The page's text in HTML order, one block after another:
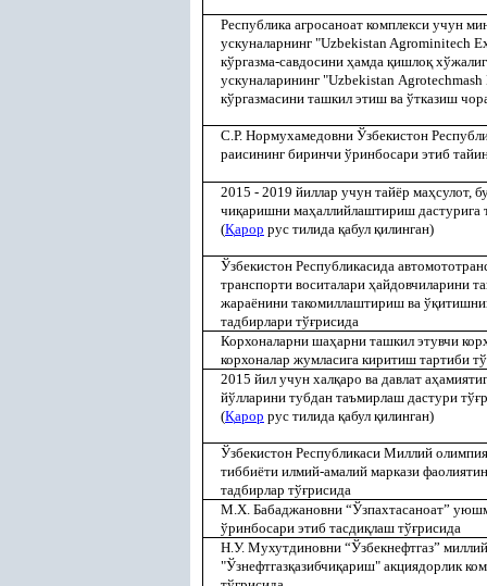
Республика агросаноат комплекси учун
ускуналарнинг "Uzbekistan Agrominitech
кўргазма-савдосини ҳамда қишлоқ
ускуналарининг "Uzbekistan
кўргазмасини ташкил этиш ва ўтказиш
С.Р. Нормухамедовни Ўзбекистон
раисининг биринчи ўринбосари этиб
2015 - 2019 йиллар учун тайёр маҳсулот,
чиқаришни маҳаллийлаштириш дастурига
(Қарор рус тилида қабул қилинган)
Ўзбекистон Республикасида
транспорти воситалари ҳайдовчиларини
жараёнини такомиллаштириш ва ўқ
тадбирлари тўғрисида
Корхоналарни шаҳарни ташкил этувчи
корхоналар жумласига киритиш тартиби тў
2015 йил учун халқаро ва давлат аҳ
йўлларини тубдан таъмирлаш дастури тўғ
(Қарор рус тилида қабул қилинган)
Ўзбекистон Республикаси Миллий
тиббиёти илмий-амалий маркази
тадбирлар тўғрисида
М.Х. Бабаджановни “Ўзпахтасаноат”
ўринбосари этиб тасдиқлаш тўғрисида
Н.У. Мухутдиновни “Ўзбекнефтгаз”
"Ўзнефтгазқазибчиқариш" акциядорлик